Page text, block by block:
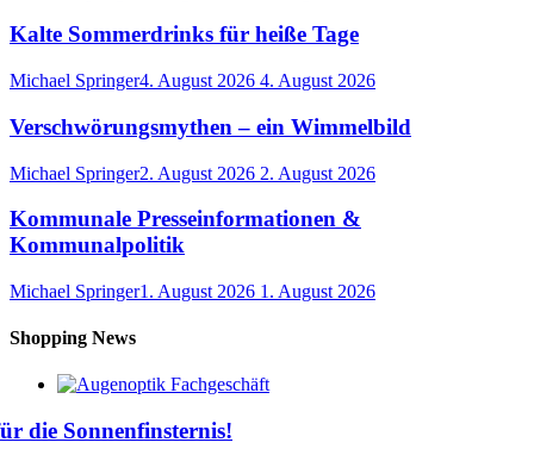
Kalte Sommerdrinks für heiße Tage
Michael Springer4. August 2026 4. August 2026
Verschwörungsmythen – ein Wimmelbild
Michael Springer2. August 2026 2. August 2026
Kommunale Presseinformationen &
Kommunalpolitik
Michael Springer1. August 2026 1. August 2026
Shopping News
die Sonnenfinsternis!